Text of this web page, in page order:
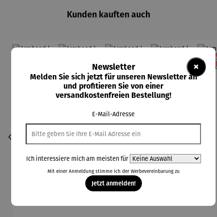
Kunden kauften auch
11% gespartRabatt
×
Newsletter
Melden Sie sich jetzt für unseren Newsletter an
und profitieren Sie von einer
versandkostenfreien Bestellung!
E-Mail-Adresse
Ich interessiere mich am meisten für
Mit einer Anmeldung stimme ich der Werbevereinbarungzu
Jetzt anmelden!